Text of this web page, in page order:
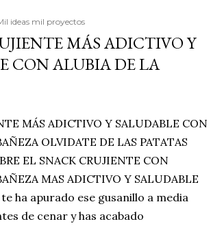
ideas mil proyectos
MÁS ADICTIVO Y
CON ALUBIA DE LA
MÁS ADICTIVO Y SALUDABLE CON
OLVIDATE DE LAS PATATAS
EL SNACK CRUJIENTE CON
MAS ADICTIVO Y SALUDABLE
ha apurado ese gusanillo a media
de cenar y has acabado